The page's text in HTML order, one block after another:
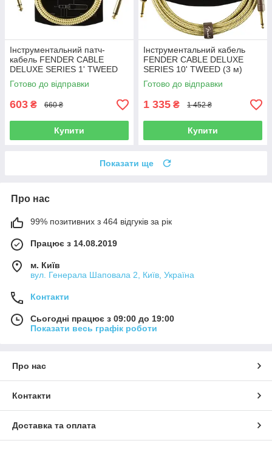
Інструментальний патч-
кабель FENDER CABLE
DELUXE SERIES 1' TWEED
Готово до відправки
603 ₴ 660 ₴
Купити
Інструментальний кабель
FENDER CABLE DELUXE
SERIES 10' TWEED (3 м)
Готово до відправки
1 335 ₴ 1 452 ₴
Купити
Показати ще
Про нас
99% позитивних з 464 відгуків за рік
Працює з 14.08.2019
м. Київ
вул. Генерала Шаповала 2, Київ, Україна
Контакти
Сьогодні працює з 09:00 до 19:00
Показати весь графік роботи
Про нас
Контакти
Доставка та оплата